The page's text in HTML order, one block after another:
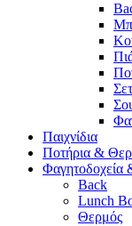
Παιχνίδια
Ποτήρια &
Φαγητοδοχεία
Back
Lunch
Θερμός